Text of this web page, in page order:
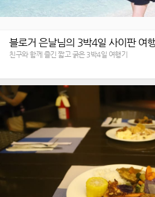
블로거 은날님의 3박4일 사이판 여
친구와 함께 즐긴 짧고 굵은 3박4일 여행기